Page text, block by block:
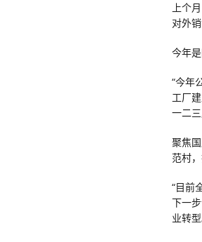
上个
对外
今年
“今年
工厂
一二
聚焦
范村
“目前
下一
业转型